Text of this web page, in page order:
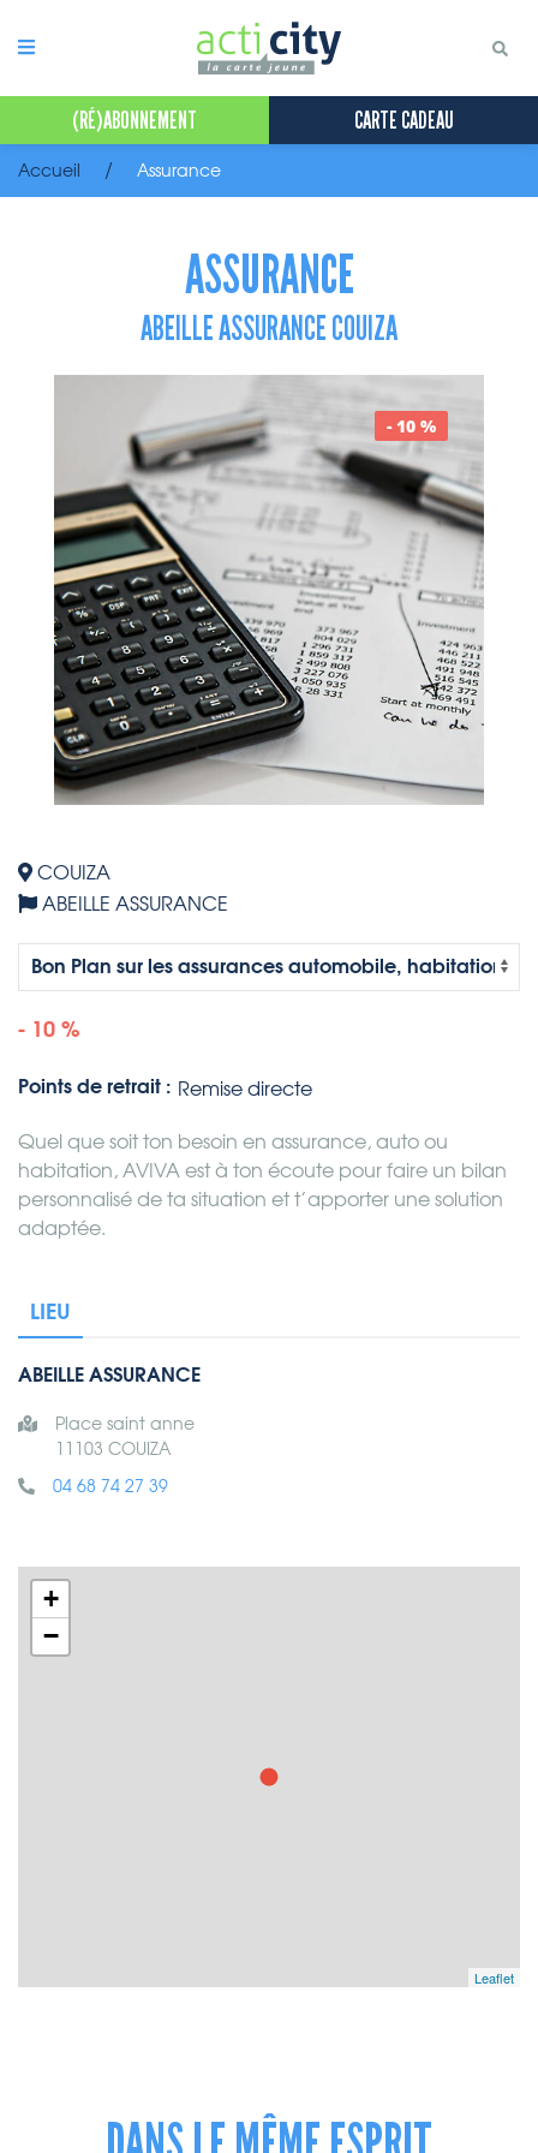
(RÉ)ABONNEMENT CARTE CADEAU
Accueil Assurance
ASSURANCE
ABEILLE ASSURANCE COUIZA
- 10 %
COUIZA
ABEILLE ASSURANCE
- 10 %
Points de retrait : Remise directe
Quel que soit ton besoin en assurance, auto ou
habitation, AVIVA est à ton écoute pour faire un bilan
personnalisé de ta situation et t’apporter une solution
adaptée.
LIEU
ABEILLE ASSURANCE
Place saint anne
11103 COUIZA
04 68 74 27 39
+
−
Leaflet